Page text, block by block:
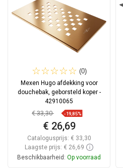
favorite_border Favoriet
Vergelijk
(0)
Mexen Hugo afdekking voor
douchebak, geborsteld koper -
42910065
€ 33,30 -19,85%
€ 26,69
Catalogusprijs: € 33,30
Laagste prijs: € 26,69
Beschikbaarheid: Op voorraad